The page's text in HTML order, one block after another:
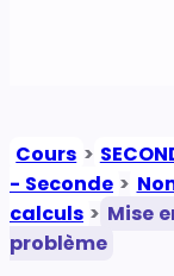
Cours >
- Seconde >
calculs > Mise
problème